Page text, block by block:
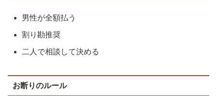
男性が全額払う
割り勘推奨
二人で相談して決める
お断りのルール